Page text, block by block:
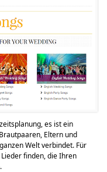
es ist ein
Eltern und
Welt verbindet. Für
finden, die Ihren